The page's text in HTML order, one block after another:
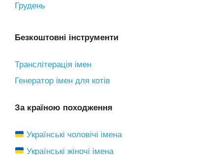
Грудень
Безкоштовні інструменти
Транслітерація імен
Генератор імен для котів
За країною походження
Українські чоловічі імена
Українські жіночі імена